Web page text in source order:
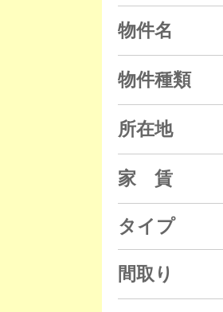
物件名
物件種類
所在地
家 賃
タイプ
間取り